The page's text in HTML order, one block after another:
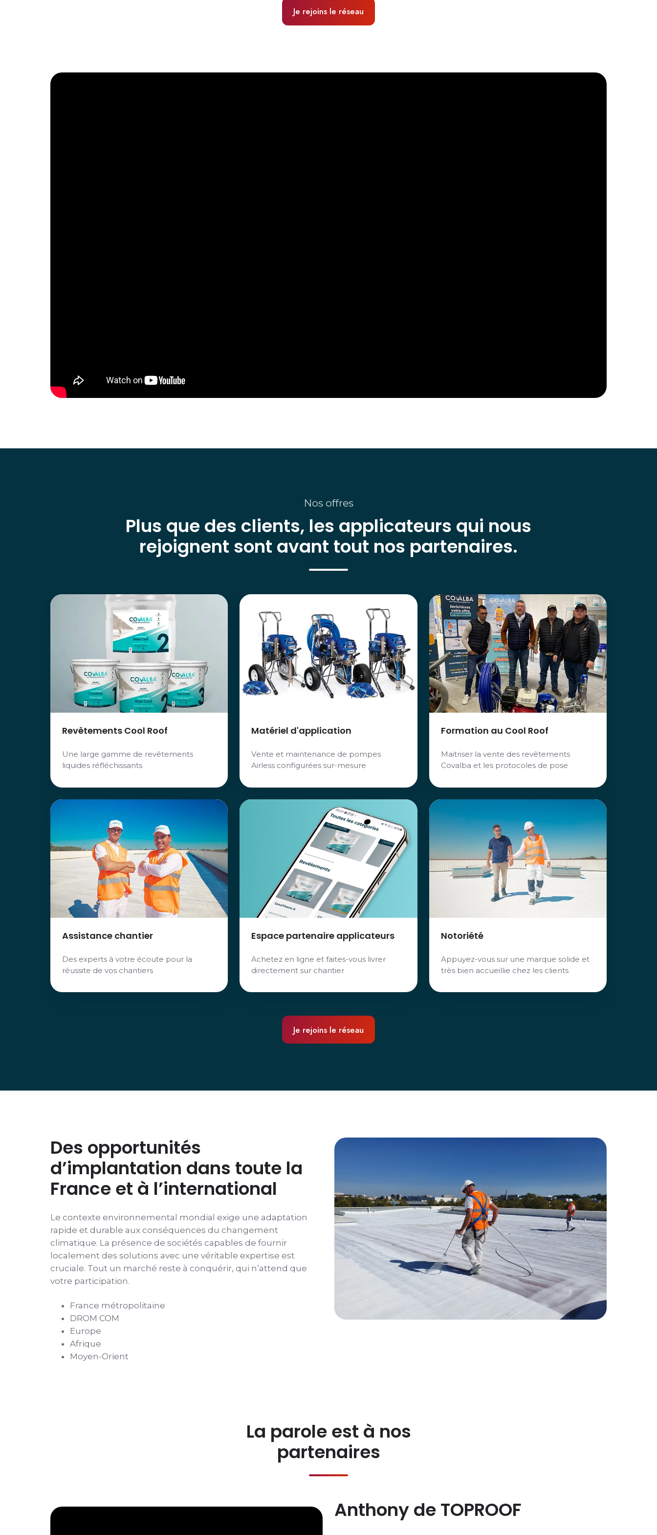
Je rejoins le réseau
Nos offres
Plus que des clients, les applicateurs qui nous
rejoignent sont avant tout nos partenaires.
Revêtements Cool Roof
Une large gamme de revêtements
liquides réfléchissants
Matériel d'application
Vente et maintenance de pompes
Airless configurées sur-mesure
Formation au Cool Roof
Maitriser la vente des revêtements
Covalba et les protocoles de pose
Assistance chantier
Des experts à votre écoute pour la
réussite de vos chantiers
Espace partenaire applicateurs
Achetez en ligne et faites-vous livrer
directement sur chantier
Notoriété
Appuyez-vous sur une marque solide et
très bien accueillie chez les clients
Je rejoins le réseau
Des opportunités
d’implantation dans toute la
France et à l’international
Le contexte environnemental mondial exige une adaptation
rapide et durable aux conséquences du changement
climatique. La présence de sociétés capables de fournir
localement des solutions avec une véritable expertise est
cruciale. Tout un marché reste à conquérir, qui n’attend que
votre participation.
France métropolitaine
DROM COM
Europe
Afrique
Moyen-Orient
La parole est à nos
partenaires
Anthony de TOPROOF